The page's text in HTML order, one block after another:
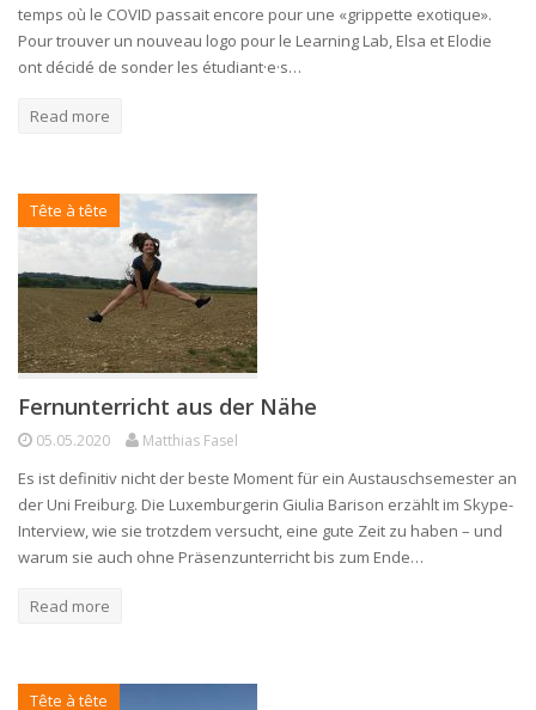
temps où le COVID passait encore pour une «grippette exotique».
Pour trouver un nouveau logo pour le Learning Lab, Elsa et Elodie
ont décidé de sonder les étudiant·e·s…
Read more
Tête à tête
Fernunterricht aus der Nähe
05.05.2020 Matthias Fasel
Es ist definitiv nicht der beste Moment für ein Austauschsemester an
der Uni Freiburg. Die Luxemburgerin Giulia Barison erzählt im Skype-
Interview, wie sie trotzdem versucht, eine gute Zeit zu haben – und
warum sie auch ohne Präsenzunterricht bis zum Ende…
Read more
Tête à tête